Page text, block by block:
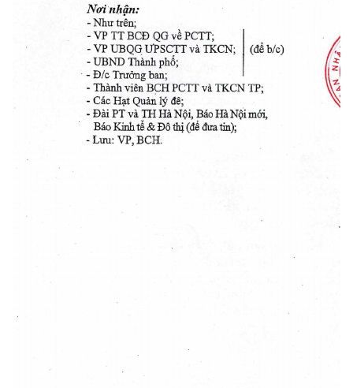
Noinliân:
- Nh.r trén;
-VPTTBCD QGvPCTT;
- VP UBQG TiP SCTT và TKCN; (dé b/c)
- UBND Thànli ph&
- D/c Tnr&ng ban;
- Thãnh viên BCH PCTIT và TKCN TP;
- Các Ht Quãn 1 dê;
- Dài PT và TB Ha Ni, Báo HàNi mói,
Báo Kinh tê & Do fbi (dé dra tin);
-Li.ru: VP,BCH.